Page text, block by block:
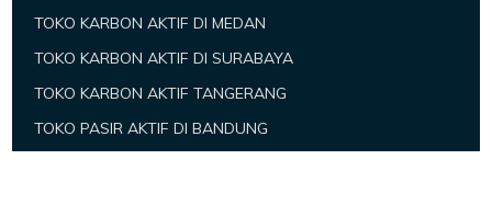
TOKO KARBON AKTIF DI MEDAN
TOKO KARBON AKTIF DI SURABAYA
TOKO KARBON AKTIF TANGERANG
TOKO PASIR AKTIF DI BANDUNG